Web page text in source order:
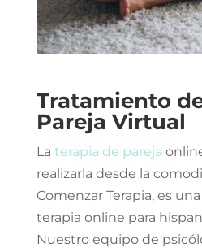
Tratamiento
Pareja Virtual
La terapia de pareja
realizarla desde la
Comenzar Terapia, es
terapia online para
Nuestro equipo de